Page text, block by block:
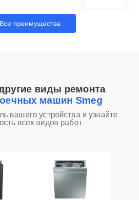
Все преимущества
виды ремонта
машин Smeg
вашего устройства и узнайте
всех видов работ